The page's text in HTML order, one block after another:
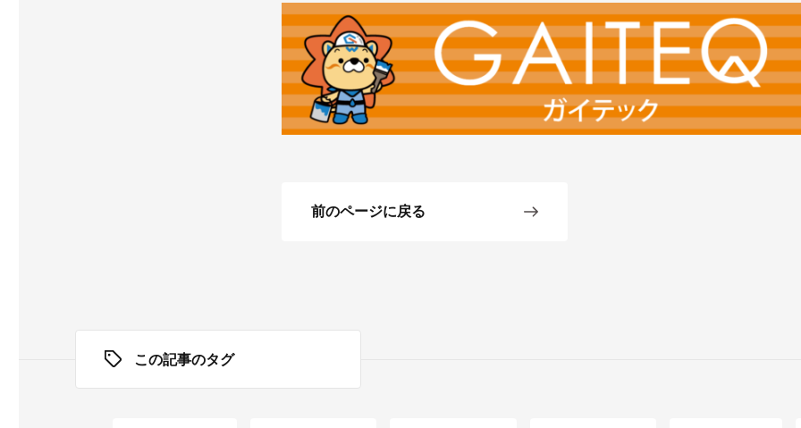
前のページに戻る
この記事のタグ